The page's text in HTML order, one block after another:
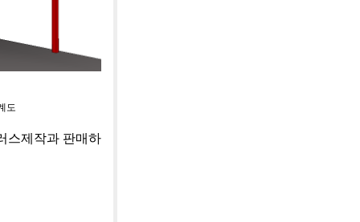
도
스제작과 판매하